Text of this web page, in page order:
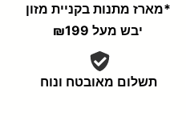
*מארז מתנות בקניית מזון
יבש מעל ₪199
תשלום מאובטח ונוח